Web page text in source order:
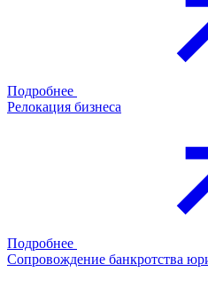
Подробнее
Релокация бизнеса
Подробнее
Сопровождение банкротства